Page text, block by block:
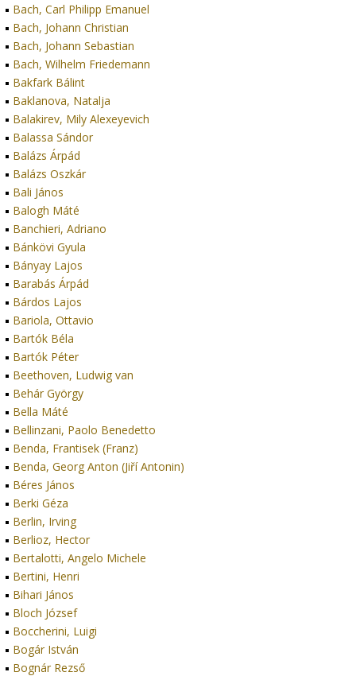
Bach, Carl Philipp Emanuel
Bach, Johann Christian
Bach, Johann Sebastian
Bach, Wilhelm Friedemann
Bakfark Bálint
Baklanova, Natalja
Balakirev, Mily Alexeyevich
Balassa Sándor
Balázs Árpád
Balázs Oszkár
Bali János
Balogh Máté
Banchieri, Adriano
Bánkövi Gyula
Bányay Lajos
Barabás Árpád
Bárdos Lajos
Bariola, Ottavio
Bartók Béla
Bartók Péter
Beethoven, Ludwig van
Behár György
Bella Máté
Bellinzani, Paolo Benedetto
Benda, Frantisek (Franz)
Benda, Georg Anton (Jiří Antonin)
Béres János
Berki Géza
Berlin, Irving
Berlioz, Hector
Bertalotti, Angelo Michele
Bertini, Henri
Bihari János
Bloch József
Boccherini, Luigi
Bogár István
Bognár Rezső